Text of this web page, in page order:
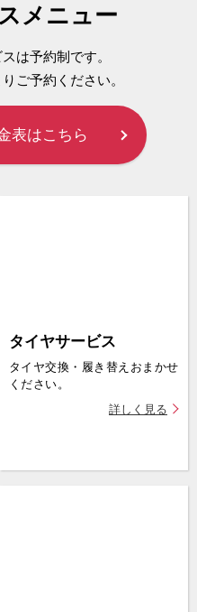
メニュー
は予約制です。
ご予約ください。
表はこちら
タイヤサービス
タイヤ交換・履き替えおまかせ
ください。
詳しく見る
約
換